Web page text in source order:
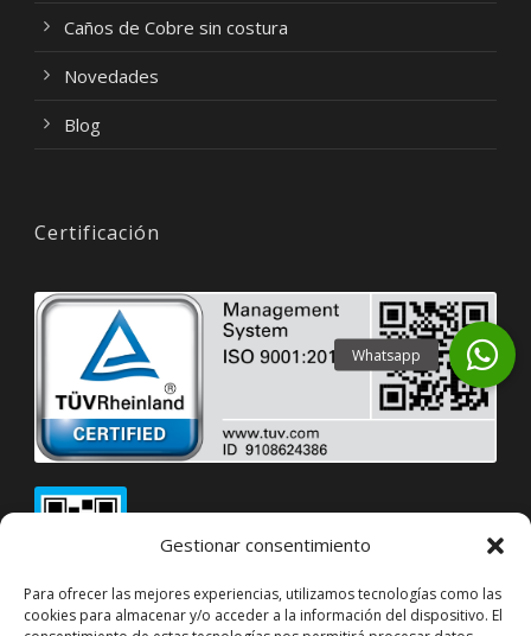
Gestionar consentimiento
Para ofrecer las mejores experiencias, utilizamos tecnologías como las
cookies para almacenar y/o acceder a la información del dispositivo. El
Caños de Cobre sin costura
Novedades
Blog
Certificación